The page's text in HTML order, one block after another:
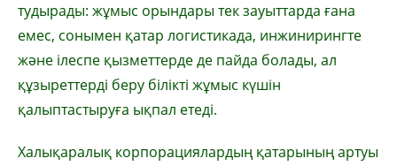
тудырады: жұмыс орындары тек зауыттарда ғана
емес, сонымен қатар логистикада, инжинирингте
және ілеспе қызметтерде де пайда болады, ал
құзыреттерді беру білікті жұмыс күшін
қалыптастыруға ықпал етеді.
Халықаралық корпорациялардың қатарының артуы